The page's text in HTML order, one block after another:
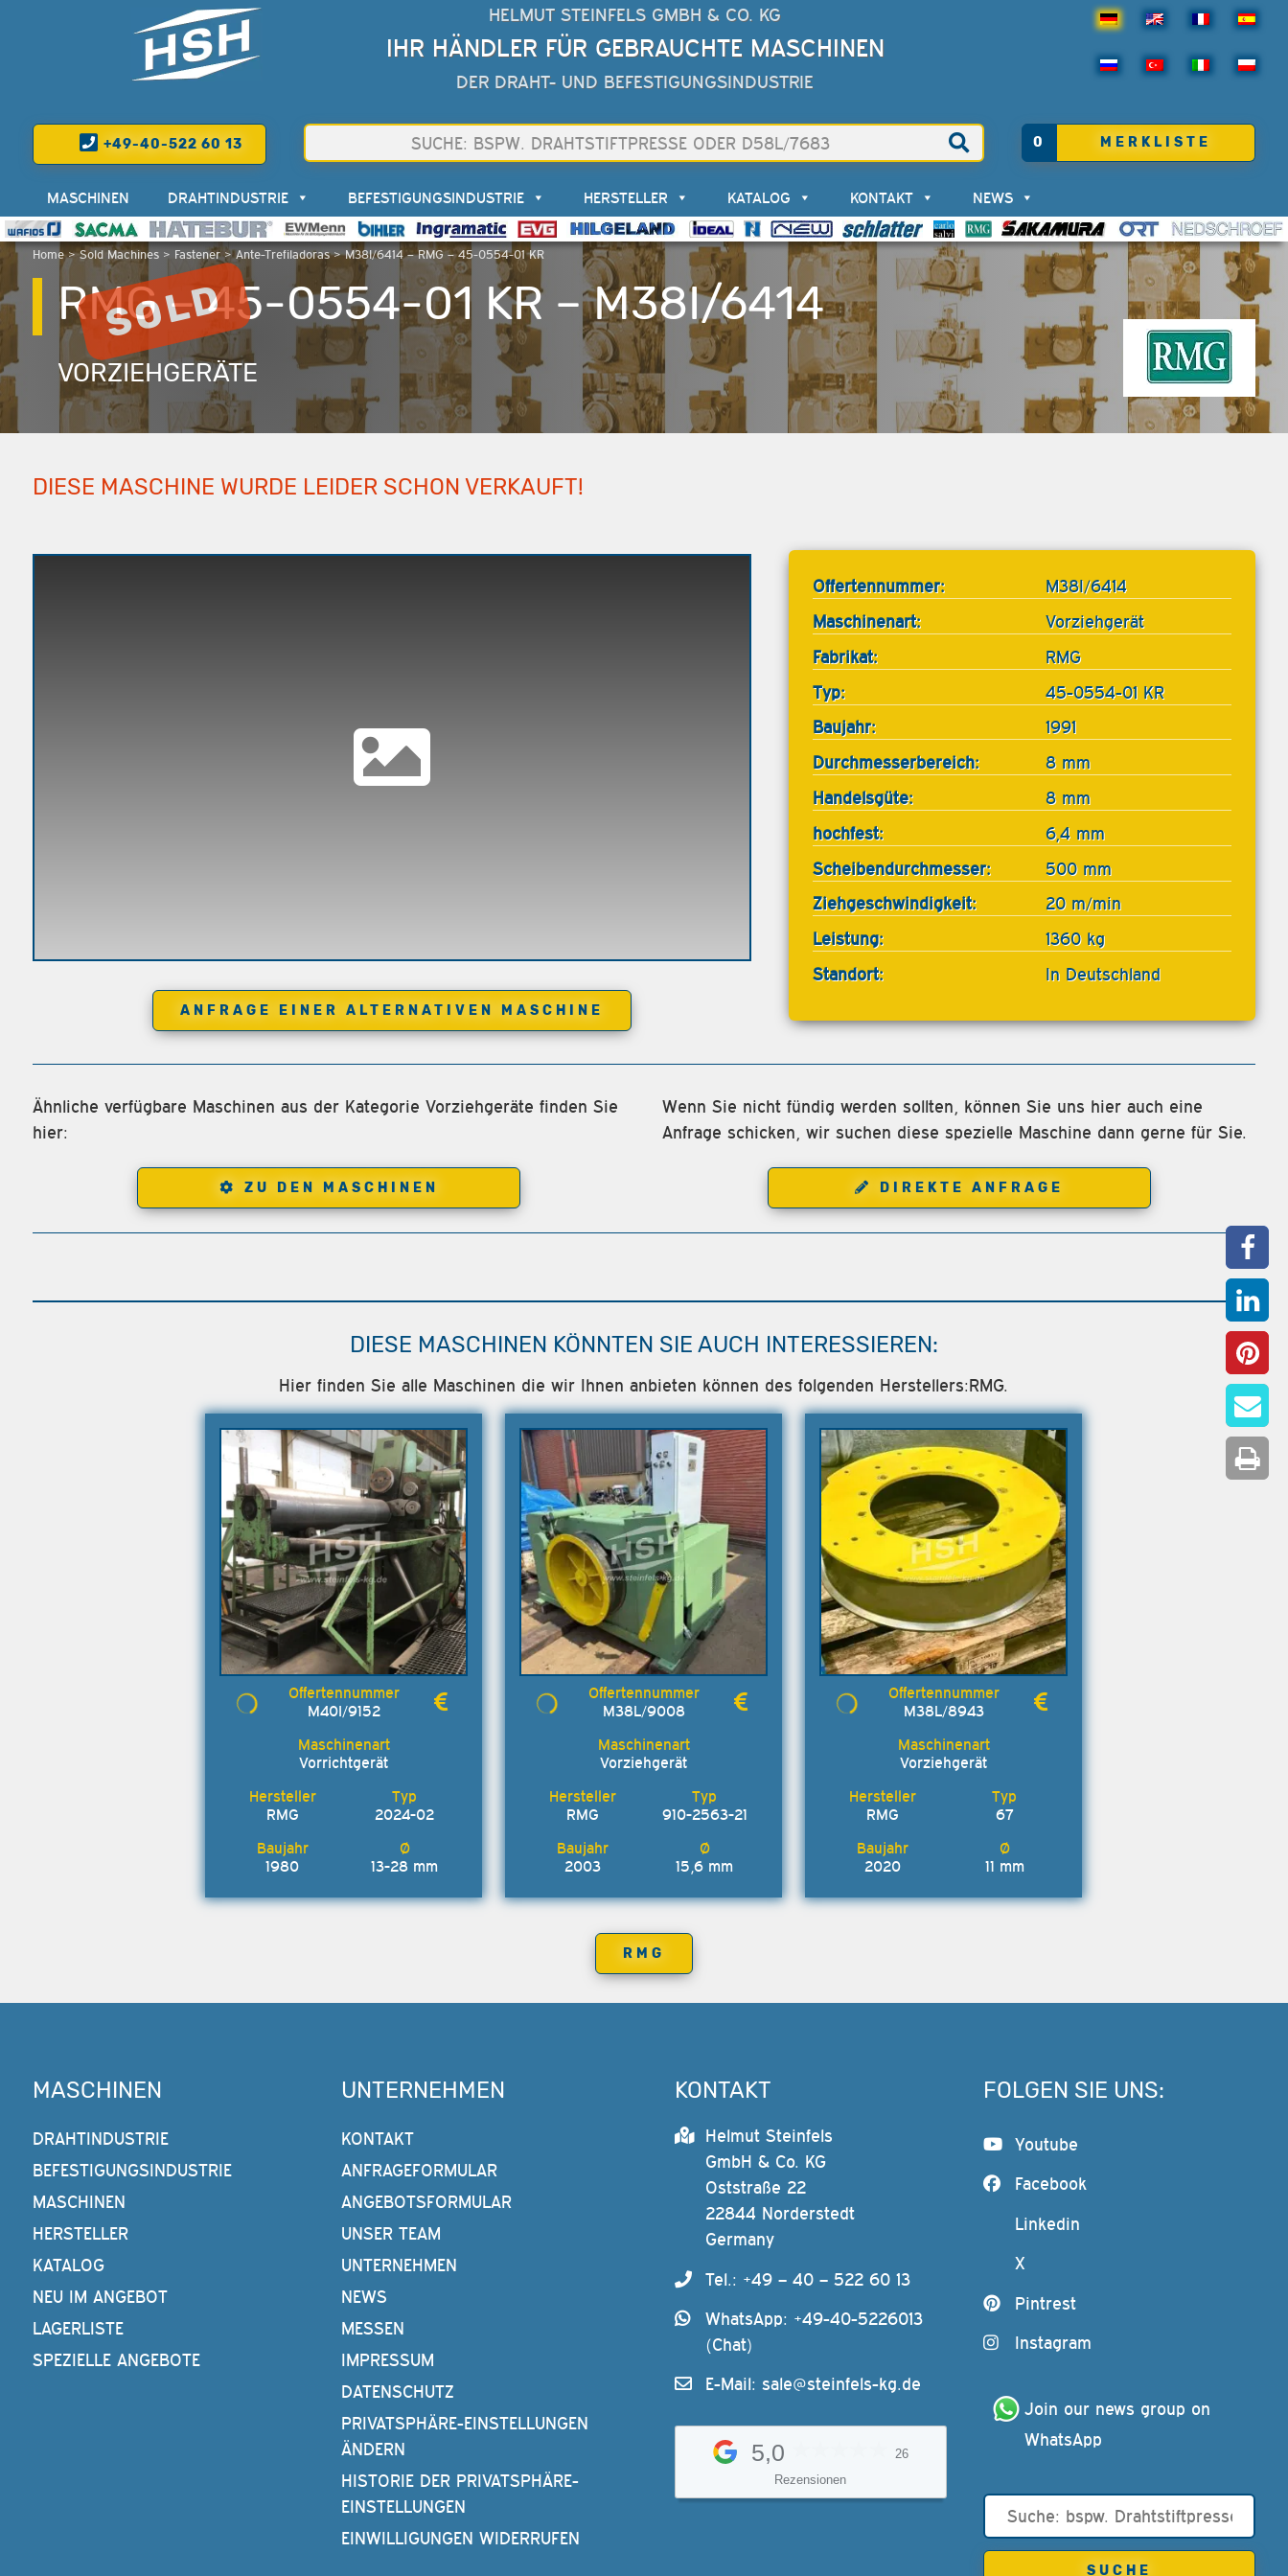
HELMUT STEINFELS GMBH & CO. KG
IHR HÄNDLER FÜR GEBRAUCHTE MASCHINEN
DER DRAHT- UND BEFESTIGUNGSINDUSTRIE
+49-40-522 60 13 0 MERKLISTE
Home>Sold Machines> Fastener>Ante-Trefiladoras>M38I/6414 – RMG – 45-0554-01 KR
MASCHINEN DRAHTINDUSTRIE BEFESTIGUNGSINDUSTRIE HERSTELLER KATALOG KONTAKT NEWS
RMG – 45-0554-01 KR – M38I/6414
VORZIEHGERÄTE
DIESE MASCHINE WURDE LEIDER SCHON VERKAUFT!
ANFRAGE EINER ALTERNATIVEN MASCHINE
Offertennummer:
M38I/6414
Maschinenart:
Vorziehgerät
Fabrikat:
RMG
Typ:
45-0554-01 KR
Baujahr:
1991
Durchmesserbereich:
8 mm
Handelsgüte:
8 mm
hochfest:
6,4 mm
Scheibendurchmesser:
500 mm
Ziehgeschwindigkeit:
20 m/min
Leistung:
1360 kg
Standort:
In Deutschland
Ähnliche verfügbare Maschinen aus der Kategorie Vorziehgeräte finden Sie
hier:
ZU DEN MASCHINEN
Wenn Sie nicht fündig werden sollten, können Sie uns hier auch eine
Anfrage schicken, wir suchen diese spezielle Maschine dann gerne für Sie.
DIREKTE ANFRAGE
DIESE MASCHINEN KÖNNTEN SIE AUCH INTERESSIEREN:
Hier finden Sie alle Maschinen die wir Ihnen anbieten können des folgenden Herstellers:RMG.
M40I/9152
Vorrichtgerät
RMG 2024-02
1980 13-28 mm
M38L/9008
Vorziehgerät
RMG 910-2563-21
2003 15,6 mm
M38L/8943
Vorziehgerät
RMG 67
2020 11 mm
RMG
MASCHINEN
DRAHTINDUSTRIE
BEFESTIGUNGSINDUSTRIE
MASCHINEN
HERSTELLER
KATALOG
NEU IM ANGEBOT
LAGERLISTE
SPEZIELLE ANGEBOTE
UNTERNEHMEN
KONTAKT
ANFRAGEFORMULAR
ANGEBOTSFORMULAR
UNSER TEAM
UNTERNEHMEN
NEWS
MESSEN
IMPRESSUM
DATENSCHUTZ
PRIVATSPHÄRE-EINSTELLUNGEN
ÄNDERN
HISTORIE DER PRIVATSPHÄRE-
EINSTELLUNGEN
EINWILLIGUNGEN WIDERRUFEN
KONTAKT
Helmut Steinfels
GmbH & Co. KG
Oststraße 22
22844 Norderstedt
Germany
Tel.: +49 – 40 – 522 60 13
WhatsApp: +49-40-5226013
(Chat)
E-Mail:sale@steinfels-kg.de
5,0
26
Rezensionen
FOLGEN SIE UNS:
Youtube
Facebook
Linkedin
X
Pintrest
Instagram
Join our news group on
WhatsApp